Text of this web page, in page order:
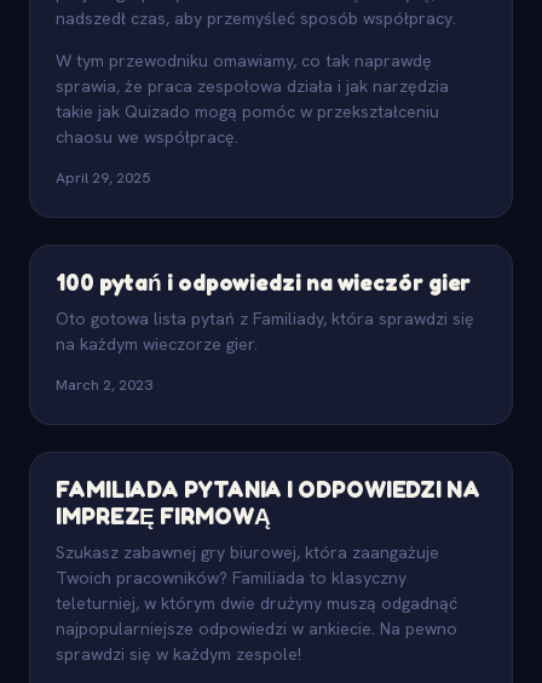
nadszedł czas, aby przemyśleć sposób współpracy.
W tym przewodniku omawiamy, co tak naprawdę
sprawia, że praca zespołowa działa i jak narzędzia
takie jak Quizado mogą pomóc w przekształceniu
chaosu we współpracę.
April 29, 2025
100 pytań i odpowiedzi na wieczór gier
Oto gotowa lista pytań z Familiady, która sprawdzi się
na każdym wieczorze gier.
March 2, 2023
FAMILIADA PYTANIA I ODPOWIEDZI NA
IMPREZĘ FIRMOWĄ
Szukasz zabawnej gry biurowej, która zaangażuje
Twoich pracowników? Familiada to klasyczny
teleturniej, w którym dwie drużyny muszą odgadnąć
najpopularniejsze odpowiedzi w ankiecie. Na pewno
sprawdzi się w każdym zespole!